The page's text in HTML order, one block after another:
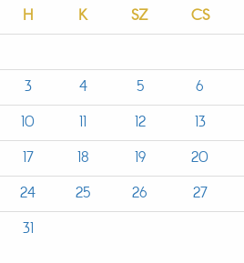
H K SZ CS
3
4 5 6
10
11 12 13
17
18 19 20
24
25 26 27
31